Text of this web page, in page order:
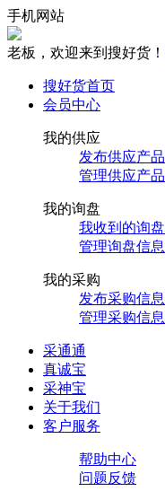
手机网站
老板，欢迎来到搜好货！
搜好货首页
会员中心
我的供应
发布供应产品
管理供应产品
我的询盘
我收到的询盘
管理询盘信息
我的采购
发布采购信息
管理采购信息
采通通
真诚宝
采神宝
关于我们
客户服务
帮助中心
问题反馈